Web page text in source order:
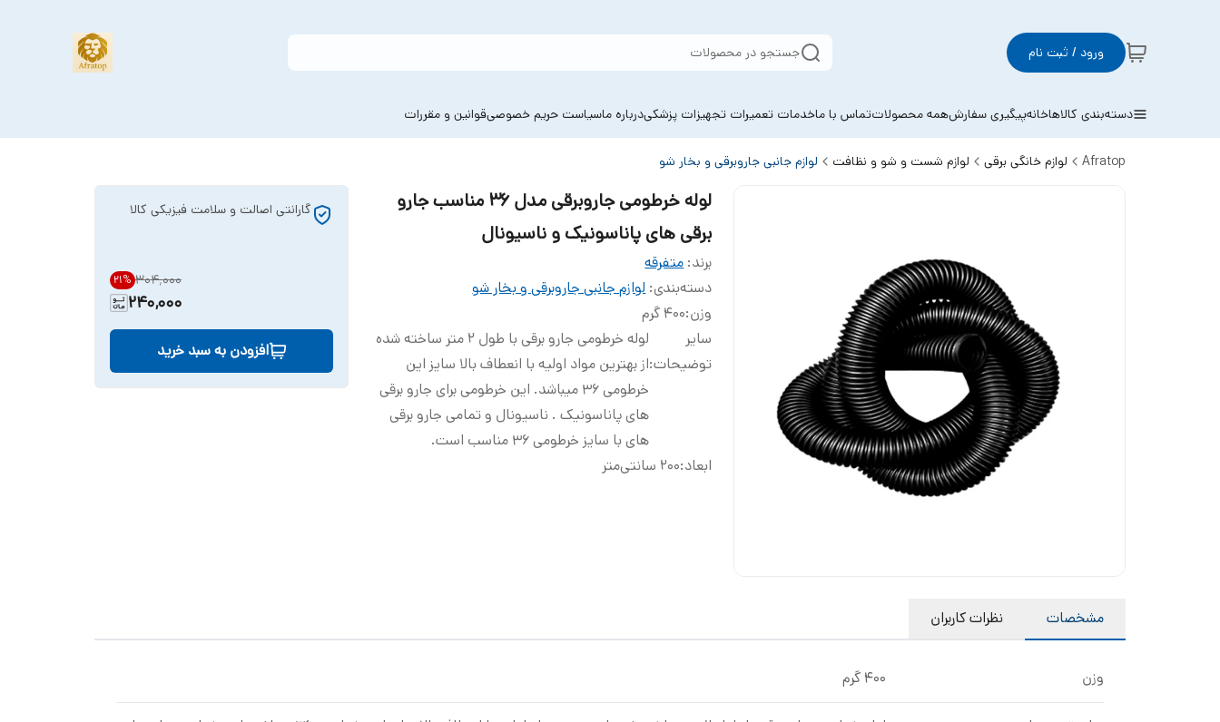
ورود / ثبت نام جستجو در محصولات
دسته‌بندی کالاهاخانهپیگیری سفارشهمه محصولاتتماس با ماخدمات تعمیرات تجهیزات پزشکیدرباره ماسیاست حریم خصوصیقوانین و مقررات
Afratop لوازم خانگی برقی لوازم شست و شو و نظافت لوازم جانبی جاروبرقی و بخار شو
لوله خرطومی جاروبرقی مدل 36 مناسب جارو
برقی های پاناسونیک و ناسیونال
برند: متفرقه
دسته‌بندی:لوازم جانبی جاروبرقی و بخار شو
وزن:400 گرم
سایر
توضیحات:
لوله خرطومی جارو برقی با طول 2 متر ساخته شده
از بهترین مواد اولیه با انعطاف بالا سایز این
خرطومی 36 میباشد. این خرطومی برای جارو برقی
های پاناسونیک . ناسیونال و تمامی جارو برقی
های با سایز خرطومی 36 مناسب است.
ابعاد:200 سانتی‌متر
گارانتی اصالت و سلامت فیزیکی کالا
۳۰۴٬۰۰۰ 21%
240,000
افزودن به سبد خرید
مشخصات نظرات کاربران
وزن 400 گرم